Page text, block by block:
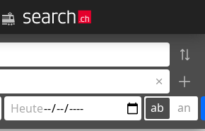
ab an